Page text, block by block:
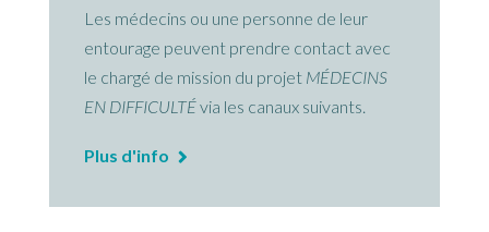
Les médecins ou une personne de leur
entourage peuvent prendre contact avec
le chargé de mission du projet MÉDECINS
EN DIFFICULTÉvia les canaux suivants.
Plus d'info